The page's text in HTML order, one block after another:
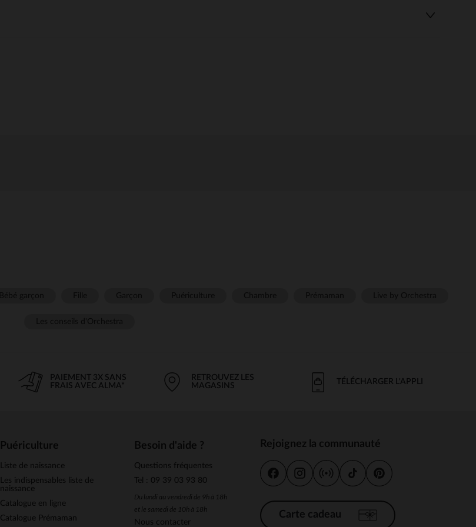
PAIEMENT 3X SANS
FRAIS AVEC ALMA*
RETROUVEZ LES
MAGASINS
TÉLÉCHARGER L'APPLI
Puériculture
Liste de naissance
Les indispensables liste de
naissance
Catalogue en ligne
Catalogue Prémaman
Besoin d'aide ?
Questions fréquentes
Tel : 09 39 03 93 80
Du lundi au vendredi de 9h à 18h
et le samedi de 10h à 18h
Nous contacter
Rejoignez la communauté
Carte cadeau